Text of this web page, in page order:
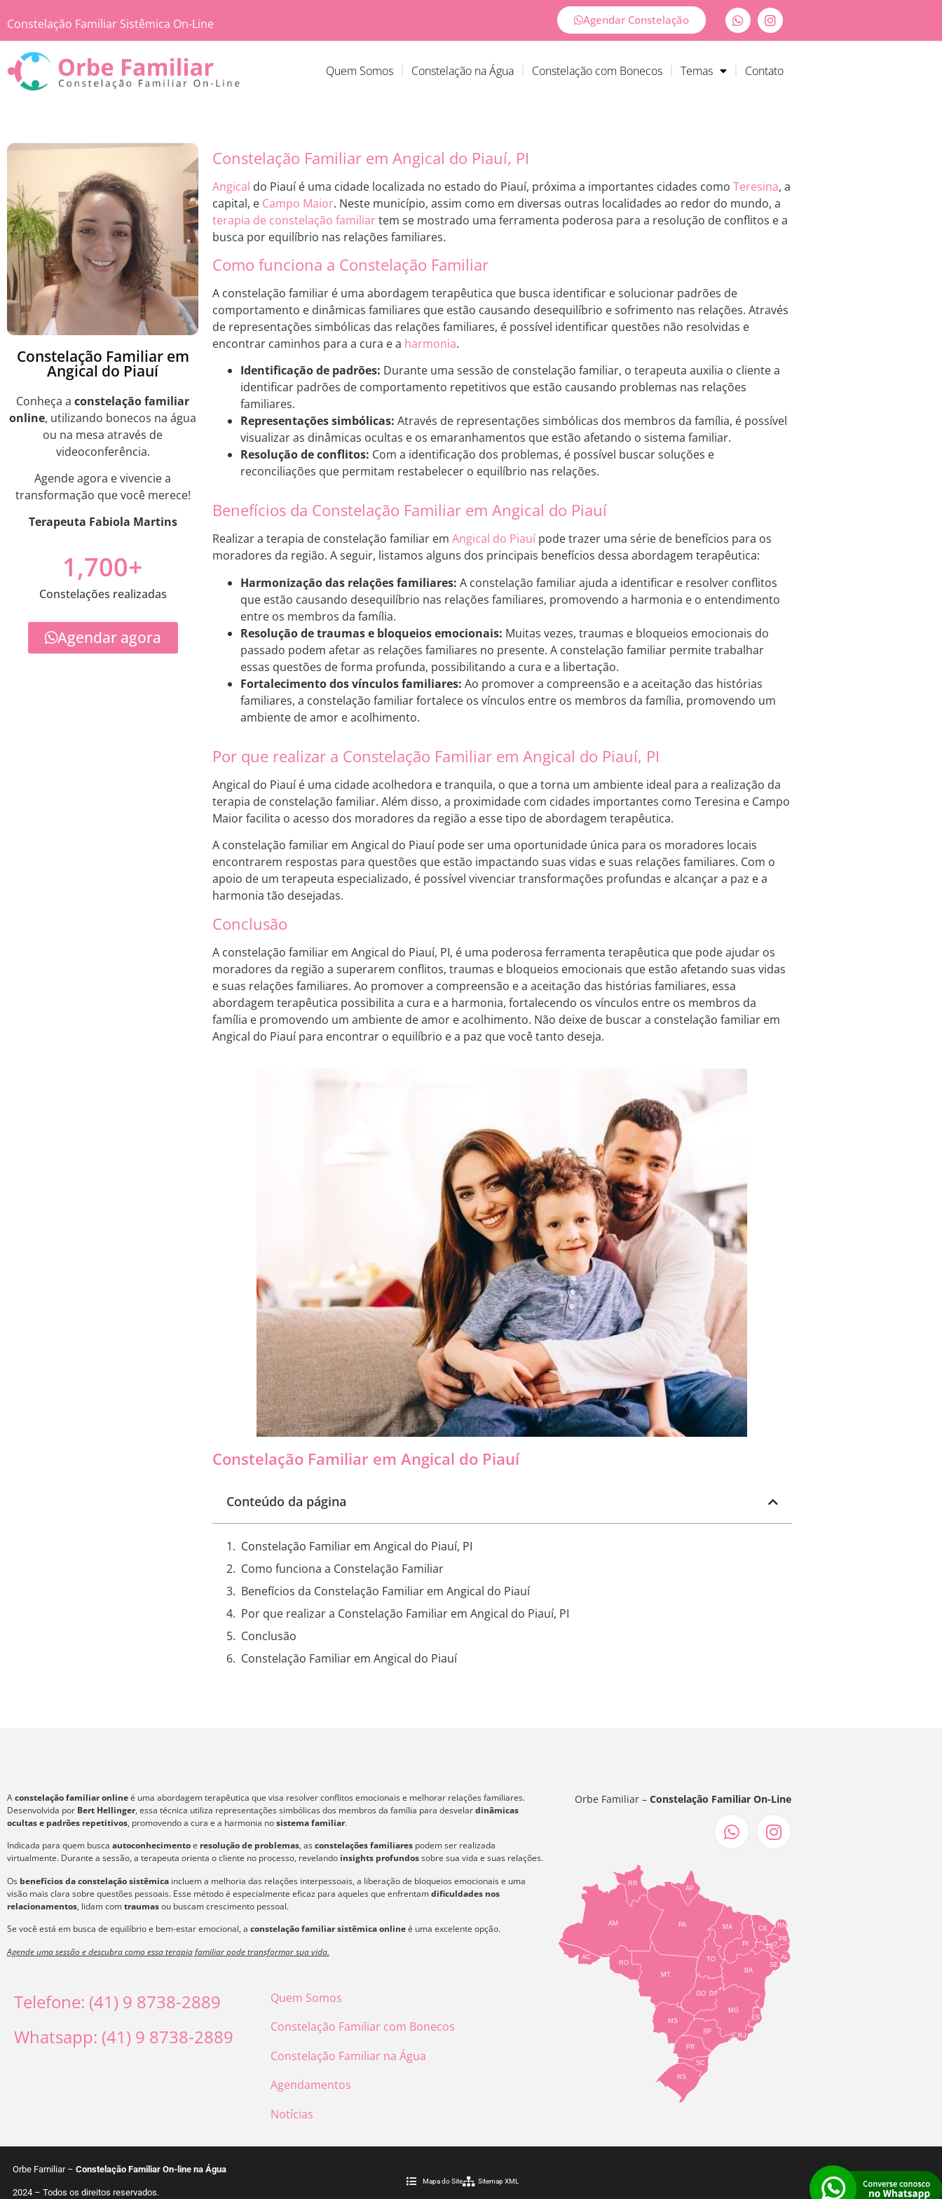
Constelação Familiar Sistêmica On-Line Agendar Constelação
Quem Somos Constelação na Água Constelação com Bonecos Temas Contato
Constelação Familiar em
Angical do Piauí
Conheça a constelação familiar
online, utilizando bonecos na água
ou na mesa através de
videoconferência.
Agende agora e vivencie a
transformação que você merece!
Terapeuta Fabiola Martins
Constelações realizadas
1,700+
Agendar agora
Constelação Familiar em Angical do Piauí, PI
Angical do Piauí é uma cidade localizada no estado do Piauí, próxima a importantes cidades como Teresina, a
capital, e Campo Maior. Neste município, assim como em diversas outras localidades ao redor do mundo, a
terapia de constelação familiartem se mostrado uma ferramenta poderosa para a resolução de conflitos e a
busca por equilíbrio nas relações familiares.
Como funciona a Constelação Familiar
A constelação familiar é uma abordagem terapêutica que busca identificar e solucionar padrões de
comportamento e dinâmicas familiares que estão causando desequilíbrio e sofrimento nas relações. Através
de representações simbólicas das relações familiares, é possível identificar questões não resolvidas e
encontrar caminhos para a cura e a harmonia.
Identificação de padrões: Durante uma sessão de constelação familiar, o terapeuta auxilia o cliente a
identificar padrões de comportamento repetitivos que estão causando problemas nas relações
familiares.
Representações simbólicas: Através de representações simbólicas dos membros da família, é possível
visualizar as dinâmicas ocultas e os emaranhamentos que estão afetando o sistema familiar.
Resolução de conflitos: Com a identificação dos problemas, é possível buscar soluções e
reconciliações que permitam restabelecer o equilíbrio nas relações.
Benefícios da Constelação Familiar em Angical do Piauí
Realizar a terapia de constelação familiar em Angical do Piauí pode trazer uma série de benefícios para os
moradores da região. A seguir, listamos alguns dos principais benefícios dessa abordagem terapêutica:
Harmonização das relações familiares: A constelação familiar ajuda a identificar e resolver conflitos
que estão causando desequilíbrio nas relações familiares, promovendo a harmonia e o entendimento
entre os membros da família.
Resolução de traumas e bloqueios emocionais: Muitas vezes, traumas e bloqueios emocionais do
passado podem afetar as relações familiares no presente. A constelação familiar permite trabalhar
essas questões de forma profunda, possibilitando a cura e a libertação.
Fortalecimento dos vínculos familiares: Ao promover a compreensão e a aceitação das histórias
familiares, a constelação familiar fortalece os vínculos entre os membros da família, promovendo um
ambiente de amor e acolhimento.
Por que realizar a Constelação Familiar em Angical do Piauí, PI
Angical do Piauí é uma cidade acolhedora e tranquila, o que a torna um ambiente ideal para a realização da
terapia de constelação familiar. Além disso, a proximidade com cidades importantes como Teresina e Campo
Maior facilita o acesso dos moradores da região a esse tipo de abordagem terapêutica.
A constelação familiar em Angical do Piauí pode ser uma oportunidade única para os moradores locais
encontrarem respostas para questões que estão impactando suas vidas e suas relações familiares. Com o
apoio de um terapeuta especializado, é possível vivenciar transformações profundas e alcançar a paz e a
harmonia tão desejadas.
Conclusão
A constelação familiar em Angical do Piauí, PI, é uma poderosa ferramenta terapêutica que pode ajudar os
moradores da região a superarem conflitos, traumas e bloqueios emocionais que estão afetando suas vidas
e suas relações familiares. Ao promover a compreensão e a aceitação das histórias familiares, essa
abordagem terapêutica possibilita a cura e a harmonia, fortalecendo os vínculos entre os membros da
família e promovendo um ambiente de amor e acolhimento. Não deixe de buscar a constelação familiar em
Angical do Piauí para encontrar o equilíbrio e a paz que você tanto deseja.
Constelação Familiar em Angical do Piauí
Conteúdo da página
Constelação Familiar em Angical do Piauí, PI
Como funciona a Constelação Familiar
Benefícios da Constelação Familiar em Angical do Piauí
Por que realizar a Constelação Familiar em Angical do Piauí, PI
Conclusão
Constelação Familiar em Angical do Piauí
Aconstelação familiar onlineé uma abordagem terapêutica que visa resolver conflitos emocionais e melhorar relações familiares.
Desenvolvida por Bert Hellinger, essa técnica utiliza representações simbólicas dos membros da família para desvelardinâmicas
ocultas e padrões repetitivos, promovendo a cura e a harmonia nosistema familiar.
Indicada para quem busca autoconhecimentoe resolução de problemas, asconstelações familiares podem ser realizada
virtualmente. Durante a sessão, a terapeuta orienta o cliente no processo, revelando insights profundossobre sua vida e suas relações.
Os benefícios da constelação sistêmica incluem a melhoria das relações interpessoais, a liberação de bloqueios emocionais e uma
visão mais clara sobre questões pessoais. Esse método é especialmente eficaz para aqueles que enfrentamdificuldades nos
relacionamentos, lidam comtraumasou buscam crescimento pessoal.
Se você está em busca de equilíbrio e bem-estar emocional, a constelação familiar sistêmica onlineé uma excelente opção.
Agende uma sessão e descubra como essa terapia familiar pode transformar sua vida.
Telefone: (41) 9 8738-2889
Whatsapp: (41) 9 8738-2889
Quem Somos
Constelação Familiar com Bonecos
Constelação Familiar na Água
Agendamentos
Notícias
Orbe Familiar –Constelação Familiar On-Line
TO
BA
SE
PE
AL
RN
CE
PI
MA
AP
PA
RR
AM
AC
RO
MT
MS
GO
PR
SC
RS
SP
MG
RJ
ES
DF
PB
Orbe Familiar – Constelação Familiar On-line na Água
2024 – Todos os direitos reservados.
Mapa do Site Sitemap XML